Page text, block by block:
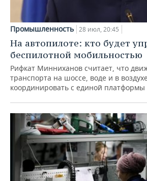
Промышленность 28 июл, 20:45
На автопилоте: кто будет
беспилотной мобильностью
Рифкат Минниханов считает, что
транспорта на шоссе, воде и в
координировать с единой платформы